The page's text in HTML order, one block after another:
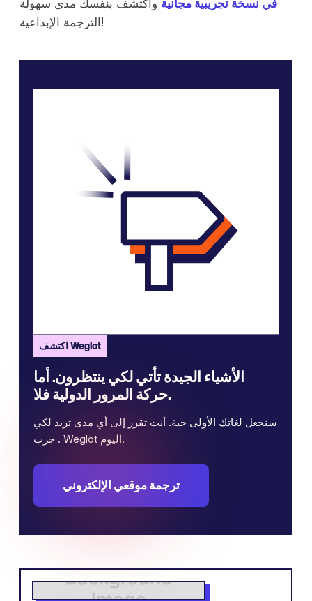
في نسخة تجريبية مجانية واكتشف بنفسك مدى سهولة
الترجمة الإبداعية!
اكتشف Weglot
الأشياء الجيدة تأتي لكي ينتظرون. أما
حركة المرور الدولية فلا.
سنجعل لغاتك الأولى حية. أنت تقرر إلى أي مدى تريد لكي
. جرب Weglot اليوم.
ترجمة موقعي الإلكتروني